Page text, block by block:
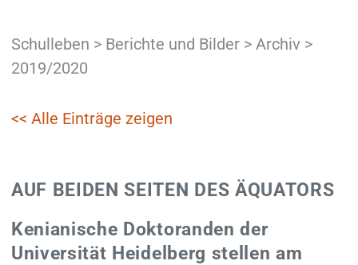
Schulleben > Berichte und Bilder> Archiv >
2019/2020
<< Alle Einträge zeigen
AUF BEIDEN SEITEN DES ÄQUATORS
Kenianische Doktoranden der
Universität Heidelberg stellen am